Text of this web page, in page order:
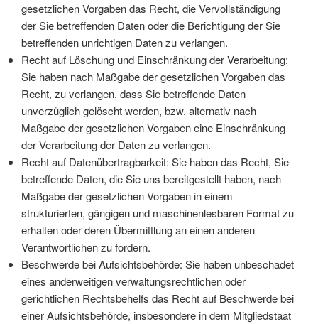
gesetzlichen Vorgaben das Recht, die Vervollständigung
der Sie betreffenden Daten oder die Berichtigung der Sie
betreffenden unrichtigen Daten zu verlangen.
Recht auf Löschung und Einschränkung der Verarbeitung:
Sie haben nach Maßgabe der gesetzlichen Vorgaben das
Recht, zu verlangen, dass Sie betreffende Daten
unverzüglich gelöscht werden, bzw. alternativ nach
Maßgabe der gesetzlichen Vorgaben eine Einschränkung
der Verarbeitung der Daten zu verlangen.
Recht auf Datenübertragbarkeit: Sie haben das Recht, Sie
betreffende Daten, die Sie uns bereitgestellt haben, nach
Maßgabe der gesetzlichen Vorgaben in einem
strukturierten, gängigen und maschinenlesbaren Format zu
erhalten oder deren Übermittlung an einen anderen
Verantwortlichen zu fordern.
Beschwerde bei Aufsichtsbehörde: Sie haben unbeschadet
eines anderweitigen verwaltungsrechtlichen oder
gerichtlichen Rechtsbehelfs das Recht auf Beschwerde bei
einer Aufsichtsbehörde, insbesondere in dem Mitgliedstaat